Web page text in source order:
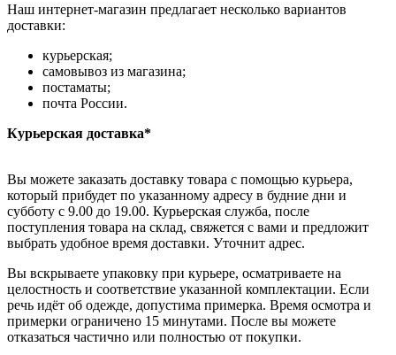
Наш интернет-магазин предлагает несколько вариантов
доставки:
курьерская;
самовывоз из магазина;
постаматы;
почта России.
Курьерская доставка*
Вы можете заказать доставку товара с помощью курьера,
который прибудет по указанному адресу в будние дни и
субботу с 9.00 до 19.00. Курьерская служба, после
поступления товара на склад, свяжется с вами и предложит
выбрать удобное время доставки. Уточнит адрес.
Вы вскрываете упаковку при курьере, осматриваете на
целостность и соответствие указанной комплектации. Если
речь идёт об одежде, допустима примерка. Время осмотра и
примерки ограничено 15 минутами. После вы можете
отказаться частично или полностью от покупки.